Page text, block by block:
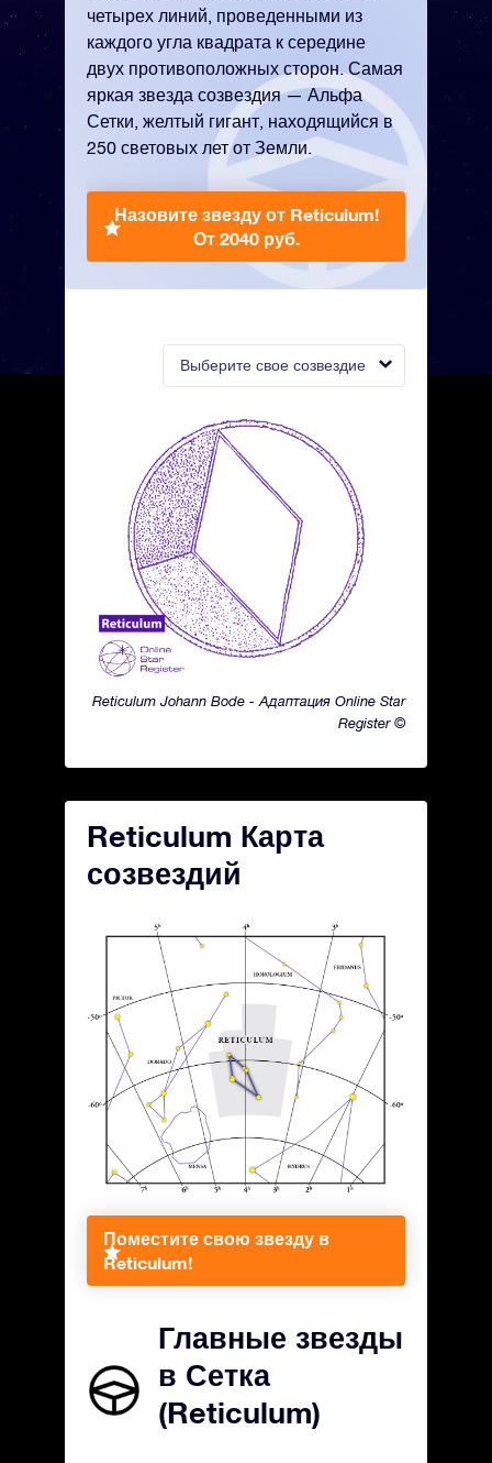
Выберите свое созвездие
Reticulum Johann Bode - Адаптация Online Star
Register ©
четырех линий, проведенными из
каждого угла квадрата к середине
двух противоположных сторон. Самая
яркая звезда созвездия — Альфа
Сетки, желтый гигант, находящийся в
250 световых лет от Земли.
Назовите звезду от Reticulum!
От 2040 руб.
Reticulum Карта
созвездий
Поместите свою звезду в
Reticulum!
Главные звезды
в Сетка
(Reticulum)